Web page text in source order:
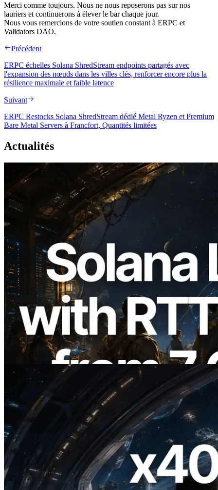
Merci comme toujours. Nous ne nous reposerons pas sur nos
lauriers et continuerons à élever le bar chaque jour.
Nous vous remercions de votre soutien constant à ERPC et
Validators DAO.
Précédent
ERPC échelles Solana ShredStream endpoints partagés avec
l'expansion des nœuds dans les villes clés, renforcer encore plus la
résilience maximale et faible latence
Suivant
ERPC Restocks Solana ShredStream dédié Metal Ryzen et Premium
Bare Metal Servers à Francfort, Quantités limitées
Actualités
2026.08.05
ERPC étend l’API Solana Leader Slot
avec la mesure du ping depuis 7 régions
du monde — l’API Validators
Information est également lancée
2026.07.04